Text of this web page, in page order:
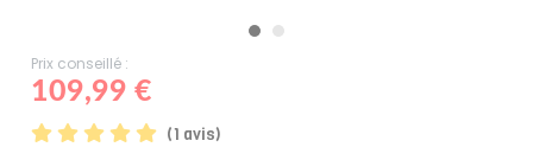
Prix conseillé :
109,99 €
(1 avis)